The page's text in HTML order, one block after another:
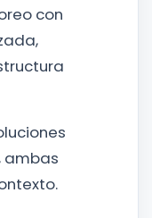
con
ambas